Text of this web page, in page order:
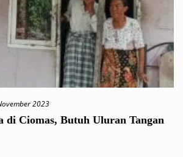
2023
di Ciomas, Butuh Uluran Tangan